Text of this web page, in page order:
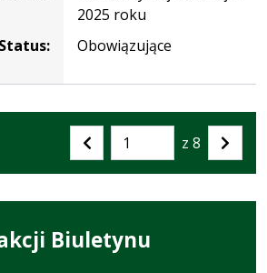
2025 roku
Status:
Obowiązujące
stronie:
Poprzednia
Przejdź
do
z 8
Biuletynu